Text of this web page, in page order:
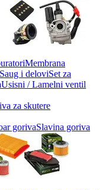
Membrana
Saug i deloviSet za
Usisni / Lamelni ventil
gorivaSlavina goriva